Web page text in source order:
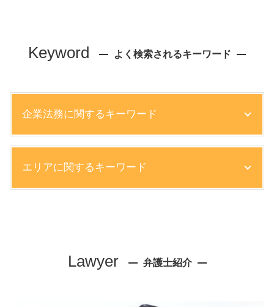
Keyword よく検索されるキーワード
企業法務に関するキーワード
知的財産権 侵害 事例
知的財産権 侵害
エリアに関するキーワード
顧問弁護士 弁護士 相談 神戸市
顧問弁護士 弁護士 相談 尼崎市
Lawyer 弁護士紹介